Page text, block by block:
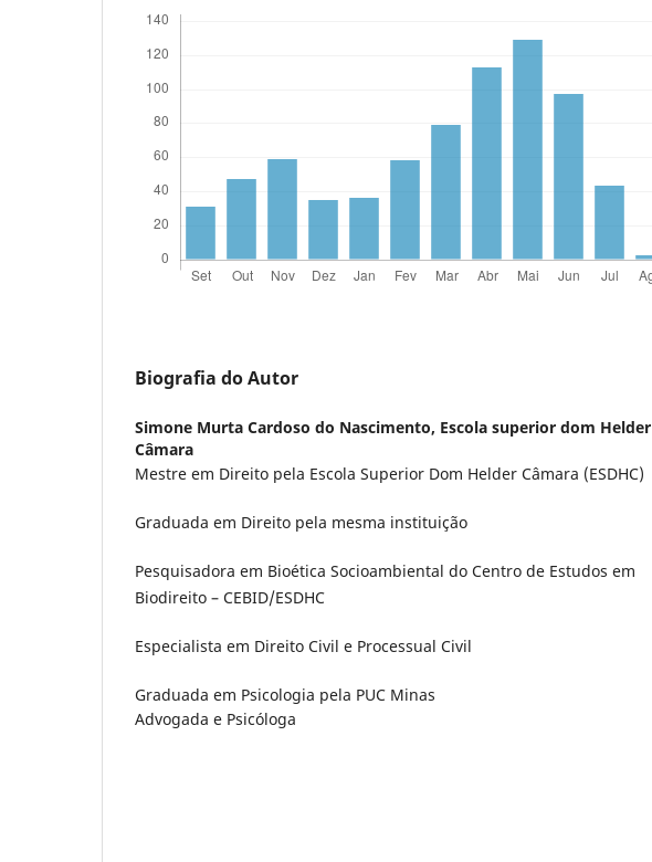
Biografia do Autor
Simone Murta Cardoso do Nascimento, Escola superior dom Helder
Câmara
Mestre em Direito pela Escola Superior Dom Helder Câmara (ESDHC)
Graduada em Direito pela mesma instituição
Pesquisadora em Bioética Socioambiental do Centro de Estudos em
Biodireito – CEBID/ESDHC
Especialista em Direito Civil e Processual Civil
Graduada em Psicologia pela PUC Minas
Advogada e Psicóloga